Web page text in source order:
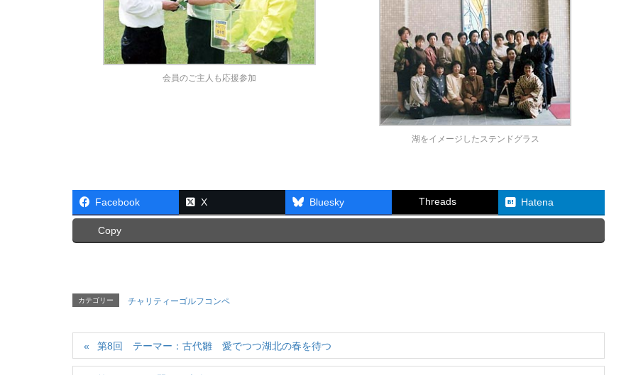
会員のご主人も応援参加
湖をイメージしたステンドグラス
Facebook X Bluesky Threads Hatena
Copy
カテゴリー チャリティーゴルフコンペ
第8回 テーマー：古代雛 愛でつつ湖北の春を待つ